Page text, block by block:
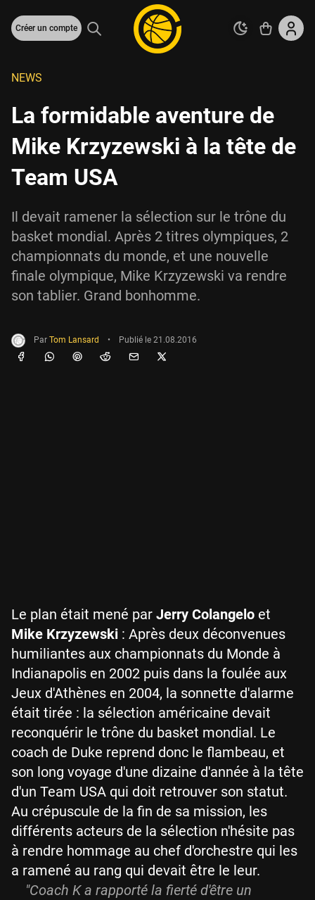
Créer un compte
NEWS
La formidable aventure de
Mike Krzyzewski à la tête de
Team USA
Il devait ramener la sélection sur le trône du
basket mondial. Après 2 titres olympiques, 2
championnats du monde, et une nouvelle
finale olympique, Mike Krzyzewski va rendre
son tablier. Grand bonhomme.
Par Tom Lansard • Publié le 21.08.2016
Le plan était mené par Jerry Colangelo et
Mike Krzyzewski : Après deux déconvenues
humiliantes aux championnats du Monde à
Indianapolis en 2002 puis dans la foulée aux
Jeux d'Athènes en 2004, la sonnette d'alarme
était tirée : la sélection américaine devait
reconquérir le trône du basket mondial. Le
coach de Duke reprend donc le flambeau, et
son long voyage d'une dizaine d'année à la tête
d'un Team USA qui doit retrouver son statut.
Au crépuscule de la fin de sa mission, les
différents acteurs de la sélection n'hésite pas
à rendre hommage au chef d'orchestre qui les
a ramené au rang qui devait être le leur.
"Coach K a rapporté la fierté d'être un